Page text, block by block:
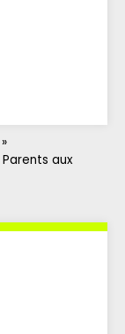
»
Parents aux